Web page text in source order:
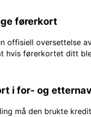
førerkort
offisiell oversettelse
hvis førerkortet ditt
i for- og
må den brukte